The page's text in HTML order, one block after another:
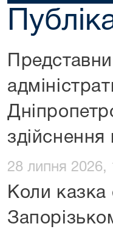
здійснення
28 липня 2026,
Коли